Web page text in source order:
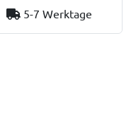
5-7 Werktage